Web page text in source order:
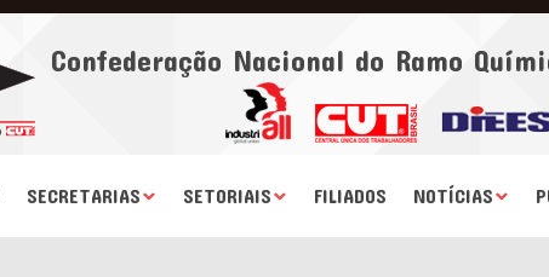
Confederação Nacional do Ramo
SECRETARIAS SETORIAIS FILIADOS NOTÍCIAS